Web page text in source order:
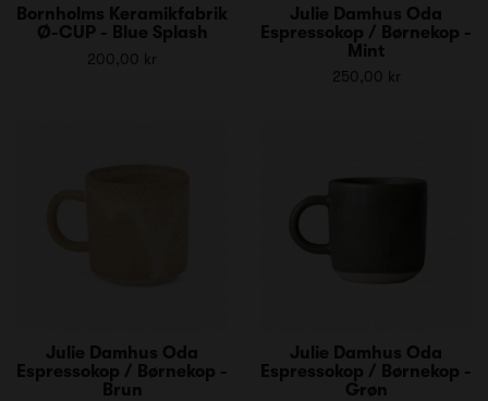
Bornholms Keramikfabrik
Ø-CUP - Blue Splash
200,00 kr
Julie Damhus Oda
Espressokop / Børnekop -
Mint
250,00 kr
Julie Damhus Oda
Espressokop / Børnekop -
Brun
Julie Damhus Oda
Espressokop / Børnekop -
Grøn